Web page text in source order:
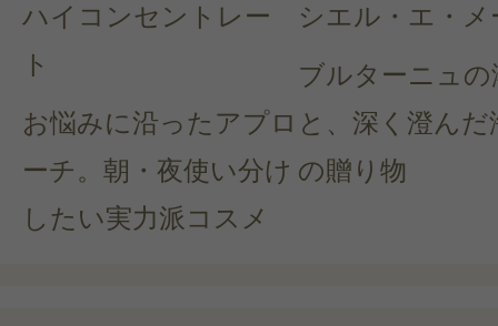
ハイコンセントレー
ト
お悩みに沿ったアプロ
ーチ。朝・夜使い分け
したい実力派コスメ
シエル・エ・メ
ブルターニュの
と、深く澄んだ
の贈り物